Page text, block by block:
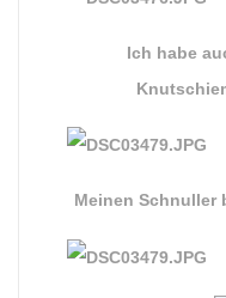
Ich habe
Meinen Schnuller